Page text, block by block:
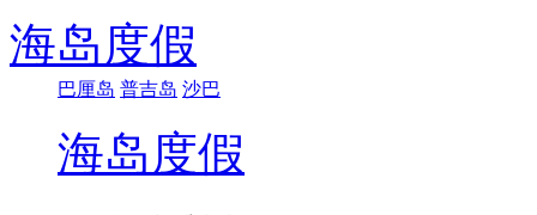
海岛度假
巴厘岛 普吉岛 沙巴
海岛度假